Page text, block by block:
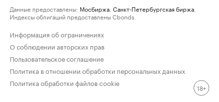
Данные предоставлены: Мосбиржа Санкт-Петербургская биржа
Индексы облигаций предоставлены Cbonds.
Информация об ограничениях
О соблюдении авторских прав
Пользовательское соглашение
Политика в отношении обработки персональных данных
Политика обработки файлов cookie
18+